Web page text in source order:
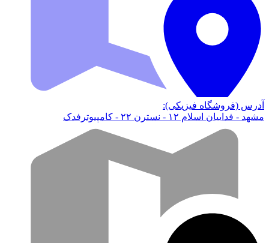
آدرس (فروشگاه فیزیکی):
مشهد - فداییان اسلام ۱۲ - نسترن ۲۲ - کامپیوترفدک